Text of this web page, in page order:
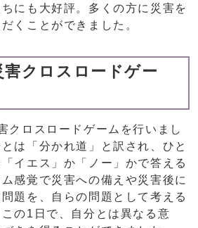
にも大好評。多くの方に災害を
くことができました。
害クロスロードゲー
クロスロードゲームを行いまし
は「分かれ道」と訳され、ひと
イエス」か「ノー」かで答える
感覚で災害への備えや災害後に
題を、自らの問題として考える
の1日で、自分とは異なる意